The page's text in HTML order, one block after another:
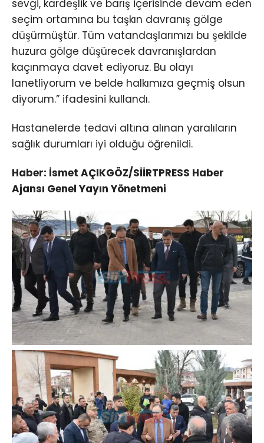
sevgi, kardeşlik ve barış içerisinde devam eden
seçim ortamına bu taşkın davranış gölge
düşürmüştür. Tüm vatandaşlarımızı bu şekilde
huzura gölge düşürecek davranışlardan
kaçınmaya davet ediyoruz. Bu olayı
lanetliyorum ve belde halkımıza geçmiş olsun
diyorum.” ifadesini kullandı.
Hastanelerde tedavi altına alınan yaralıların
sağlık durumları iyi olduğu öğrenildi.
Haber: İsmet AÇIKGÖZ/SİİRTPRESS Haber
Ajansı Genel Yayın Yönetmeni